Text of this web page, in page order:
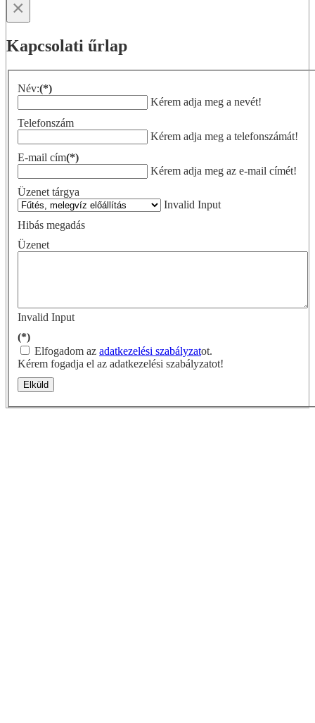
×
Kapcsolati űrlap
Név:(*)
Kérem adja meg a nevét!
Telefonszám
Kérem adja meg a telefonszámát!
E-mail cím(*)
Kérem adja meg az e-mail címét!
Üzenet tárgya
Invalid Input
Hibás megadás
Üzenet
Invalid Input
(*)
Elfogadom az adatkezelési szabályzatot.
Kérem fogadja el az adatkezelési szabályzatot!
Elküld